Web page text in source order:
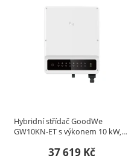
Hybridní střídač GoodWe
GW10KN-ET s výkonem 10 kW,…
37 619 Kč